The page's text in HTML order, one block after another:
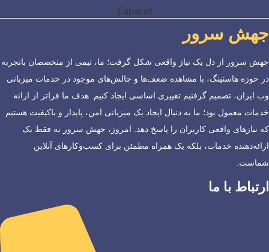
Eaparat
جهش سرور
جهش سرور از دل یک نیاز واقعی شکل گرفت؛ ما، تیمی از متخصصان باتجربه
در حوزه هاستینگ، با مشاهده ضعف‌ها و چالش‌های موجود در خدمات میزبانی
وب ایران، تصمیم گرفتیم تغییری اساسی ایجاد کنیم. هدف ما فراتر از ارائه
خدمات معمول بود؛ ما به دنبال ایجاد یک میزبانی امن، پایدار و باکیفیت هستیم
که نیازهای واقعی کاربران را پاسخ دهد. امروز، جهش سرور نه فقط یک
ارائه‌دهنده خدمات، بلکه یک همراه مطمئن برای کسب‌وکارهای آنلاین
شماست.
ارتباط با ما